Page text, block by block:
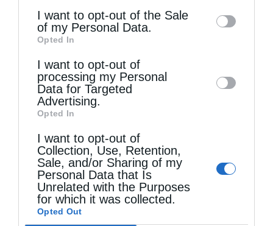
information may also be disclosed by us to
third parties on theIAB’s List of
Downstream Participants
disclose it to other third parties.
I want to opt-out of the Sale
of my Personal Data.
Opted In
I want to opt-out of
processing my Personal
Data for Targeted
Advertising.
Opted In
I want to opt-out of
Collection, Use, Retention,
Sale, and/or Sharing of my
Personal Data that Is
Unrelated with the Purposes
for which it was collected.
Opted Out
Όταν είμαστε ανίκανοι να αναρριχηθούμε
πρέπει να κάνουμε είναι να κατεβούμε
τουλάχιστον στο φαράγγι της ταπεινώσεως.
Στάρετς Μακάριος